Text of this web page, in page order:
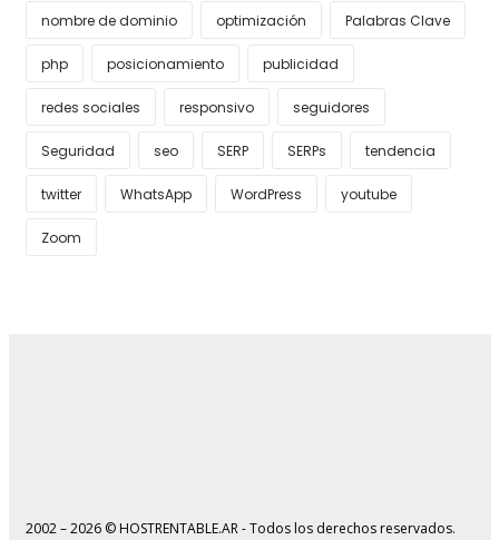
nombre de dominio optimización Palabras Clave
php posicionamiento publicidad
redes sociales responsivo seguidores
Seguridad seo SERP SERPs tendencia
twitter WhatsApp WordPress youtube
Zoom
2002 – 2026 © HOSTRENTABLE.AR - Todos los derechos reservados.